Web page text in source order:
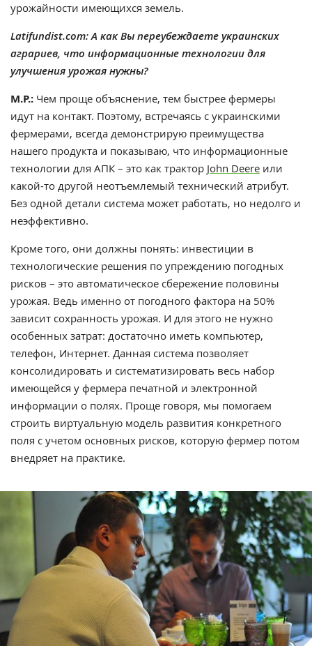
урожайности имеющихся земель.
Latifundist.com: А как Вы переубеждаете украинских
аграриев, что информационные технологии для
улучшения урожая нужны?
М.Р.: Чем проще объяснение, тем быстрее фермеры
идут на контакт. Поэтому, встречаясь с украинскими
фермерами, всегда демонстрирую преимущества
нашего продукта и показываю, что информационные
технологии для АПК – это как трактор John Deere или
какой-то другой неотъемлемый технический атрибут.
Без одной детали система может работать, но недолго и
неэффективно.
Кроме того, они должны понять: инвестиции в
технологические решения по упреждению погодных
рисков – это автоматическое сбережение половины
урожая. Ведь именно от погодного фактора на 50%
зависит сохранность урожая. И для этого не нужно
особенных затрат: достаточно иметь компьютер,
телефон, Интернет. Данная система позволяет
консолидировать и систематизировать весь набор
имеющейся у фермера печатной и электронной
информации о полях. Проще говоря, мы помогаем
строить виртуальную модель развития конкретного
поля с учетом основных рисков, которую фермер потом
внедряет на практике.